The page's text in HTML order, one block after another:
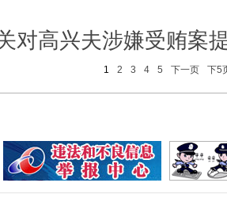
对高兴夫涉嫌受贿案
1 2 3 4 5 下一页 下5